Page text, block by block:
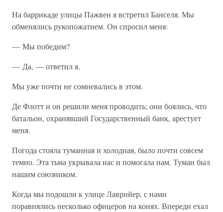
На баррикаде улицы Пажвен я встретил Банселя. Мы
обменялись рукопожатием. Он спросил меня:
— Мы победим?
— Да, — ответил я.
Мы уже почти не сомневались в этом.
Де Флотт и он решили меня проводить; они боялись, что
батальон, охранявший Государственный банк, арестует
меня.
Погода стояла туманная и холодная, было почти совсем
темно. Эта тьма укрывала нас и помогала нам. Туман был
нашим союзником.
Когда мы подошли к улице Лаврийер, с нами
поравнялись несколько офицеров на конях. Впереди ехал